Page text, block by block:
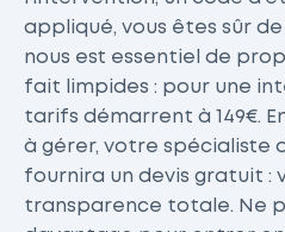
appliqué, vous êtes sûr de
nous est essentiel de
fait limpides : pour une
tarifs démarrent à 149€.
à gérer, votre spécialiste
fournira un devis gratuit :
transparence totale. Ne